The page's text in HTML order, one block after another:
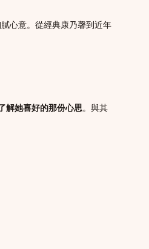
心意。從經典康乃馨到近年
解她喜好的那份心思。與其